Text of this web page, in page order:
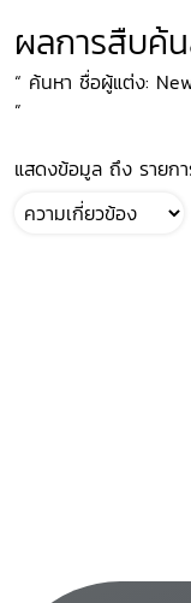
ผลการสืบค้
“ ค้นหา ชื่อผู้แต่ง:
”
แสดงข้อมูล ถึง รายก